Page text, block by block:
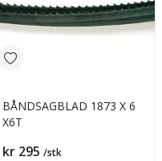
BÅNDSAGBLAD 1873 X 6
X6T
Pris
kr 295 /stk